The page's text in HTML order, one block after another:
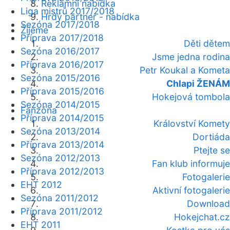
Reklamní nabídka
Hrdý partner - nabídka
Žijeme
Děti dětem
Jsme jedna rodina
Petr Koukal a Kometa
Chlapi ŽENÁM
Hokejová tombola
Fanzóna
Království Komety
Dortiáda
Ptejte se
Fan klub informuje
Fotogalerie
Aktivní fotogalerie
Download
Hokejchat.cz
Liga mistrů 2017/2018
Sezóna 2017/2018
Příprava 2017/2018
Sezóna 2016/2017
Příprava 2016/2017
Sezóna 2015/2016
Příprava 2015/2016
Sezóna 2014/2015
Příprava 2014/2015
Sezóna 2013/2014
Příprava 2013/2014
Sezóna 2012/2013
Příprava 2012/2013
EHT 2012
Sezóna 2011/2012
Příprava 2011/2012
EHT 2011